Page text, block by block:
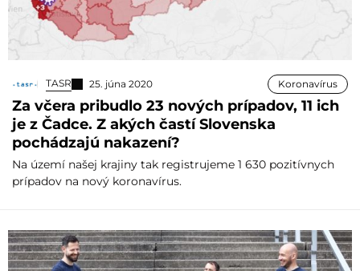
TASR 25. júna 2020 Koronavírus
Za včera pribudlo 23 nových prípadov, 11 ich
je z Čadce. Z akých častí Slovenska
pochádzajú nakazení?
Na území našej krajiny tak registrujeme 1 630 pozitívnych
prípadov na nový koronavírus.